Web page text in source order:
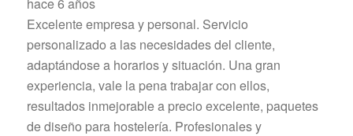
Excelente empresa y personal. Servicio
personalizado a las necesidades del cliente,
adaptándose a horarios y situación. Una gran
experiencia, vale la pena trabajar con ellos,
resultados inmejorable a precio excelente, paquetes
de diseño para hostelería. Profesionales y